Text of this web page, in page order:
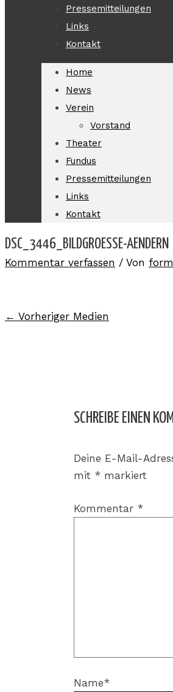
Pressemitteilungen
Links
Kontakt
Home
News
Verein
Vorstand
Theater
Fundus
Pressemitteilungen
Links
Kontakt
DSC_3446_BILDGROESSE-AENDERN
Kommentar verfassen / Von
← Vorheriger Medien
SCHREIBE EINEN
Deine E-Mail-
mit * markiert
Kommentar *
Name*